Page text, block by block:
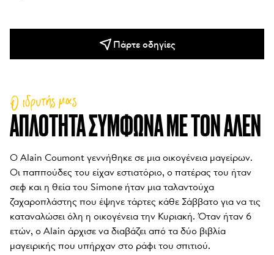
Πάρτε οδηγίες
ΑΠΛΌΤΗΤΑ ΣΎΜΦΩΝΑ ΜΕ ΤΟΝ ΑΛΈΝ
Ο ιδρυτής μας
Ο Alain Coumont γεννήθηκε σε μια οικογένεια μαγείρων.
Οι παππούδες του είχαν εστιατόριο, ο πατέρας του ήταν
σεφ και η θεία του Simone ήταν μια ταλαντούχα
ζαχαροπλάστης που έψηνε τάρτες κάθε Σάββατο για να τις
καταναλώσει όλη η οικογένεια την Κυριακή. Όταν ήταν 6
ετών, ο Alain άρχισε να διαβάζει από τα δύο βιβλία
μαγειρικής που υπήρχαν στο ράφι του σπιτιού.